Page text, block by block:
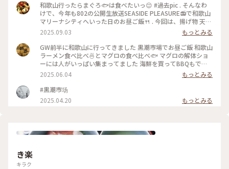
和歌山行ったらまぐろ🐟️は食べたいっ😌 #過去pic . そんなわ
けで、今年も802の公開生放送SEASIDE PLEASURE📻️で和歌山
マリーナシティへいった日のお昼ご飯🍴 . 今回は、揚げ物 天海
さんで(●´ω｀●) . 悩むぅー🤔狙ってた梅の入ったものは売り
切れてた😱 . ので、ここはまぐろが食べたいっ！！てなわけで
. まぐろ山かけそばとキスの天ぷら(●´ω｀●) . いっただきま
ーす🤤まずはまぐろの山かけを🤤 . うんまい(●´ω｀●)蕎麦も
ずずっと😋 うまーーーーーい＼(^o^)／♡大好きなタイプのお
蕎麦♡とろろ蕎麦も割と好きだったりするから💮さてさてキス
の天ぷらはどうかなー🤤 . 焼塩が添えられててそんなとこも◎
お塩をかけてパクリ😋 . うまーーーーーい＼(^o^)／♡こんな
肉厚なの食べた事ないってくらい肉厚♡のふわっふわ😍食べて
よかったー＼(^o^)／※これはシェアしました(●´ω｀●) . マ
2025.09.03
もっとみる
GW前半に和歌山に行ってきました 黒潮市場でお昼ご飯 和歌山
ラーメン食べ比べ🍜とマグロの食べ比べ🐟️ マグロの解体ショ
ーには人がいっぱい集まってました 海鮮を買ってBBQもでき
る場所もあったり 美味しそうなものがいっぱいあってどれを
食べようか迷いました☺ #私のことりっぷ #GW前半 #和歌山旅
行 #黒潮市場 #マグロの食べ比べ #和歌山ラーメン食べ比べ #
のんびり更新中
2025.06.04
もっとみる
#黒潮市场
2025.04.20
もっとみる
き楽
キラク